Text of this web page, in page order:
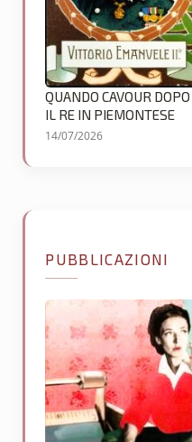
QUANDO CAVOUR
IL RE IN PIEMONTESE
14/07/2026
PUBBLICAZIONI